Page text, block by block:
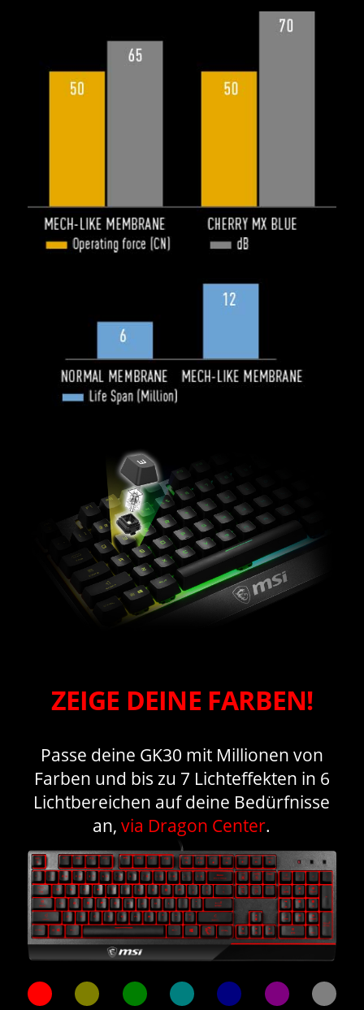
ZEIGE DEINE FARBEN!
Passe deine GK30 mit Millionen von
Farben und bis zu 7 Lichteffekten in 6
Lichtbereichen auf deine Bedürfnisse
an,via Dragon Center.